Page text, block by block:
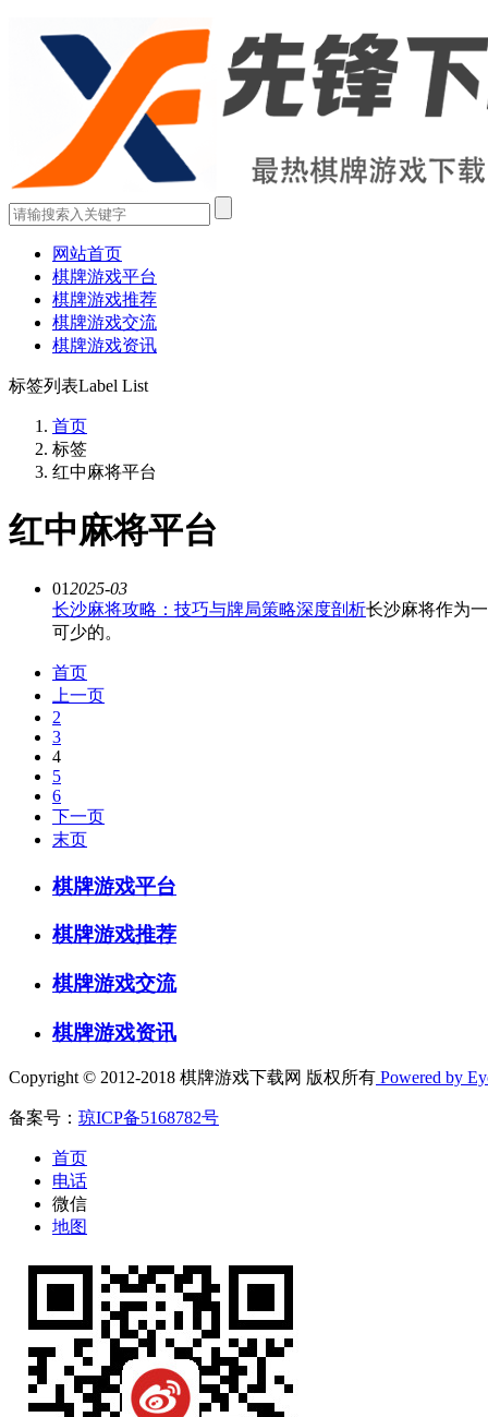
网站首页
棋牌游戏平台
棋牌游戏推荐
棋牌游戏交流
棋牌游戏资讯
标签列表Label List
首页
标签
红中麻将平台
红中麻将平台
012025-03
长沙麻将攻略：技巧与牌局策略深度剖析长沙麻将作为
可少的。
首页
上一页
2
3
4
5
6
下一页
末页
棋牌游戏平台
棋牌游戏推荐
棋牌游戏交流
棋牌游戏资讯
Copyright © 2012-2018 棋牌游戏下载网 版权所有 Powered by
备案号： 琼ICP备5168782号
首页
电话
微信
地图